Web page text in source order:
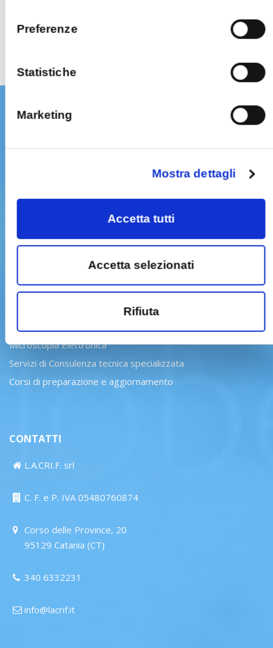
Preferenze
Statistiche
Marketing
Mostra dettagli
Accetta tutti
Accetta selezionati
Rifiuta
Acquisizione di immagini da dischi, schede di memoria,
Biologia molecolare e Genetica
Chimica e Tossicologia
Dattiloscopia e Impronte
Informatica
Microscopia Elettronica
Servizi di Consulenza tecnica specializzata
Corsi di preparazione e aggiornamento
CONTATTI
L.A.CRI.F. srl
C. F. e P. IVA 05480760874
Corso delle Province, 20
95129 Catania (CT)
340 6332231
info@lacrif.it